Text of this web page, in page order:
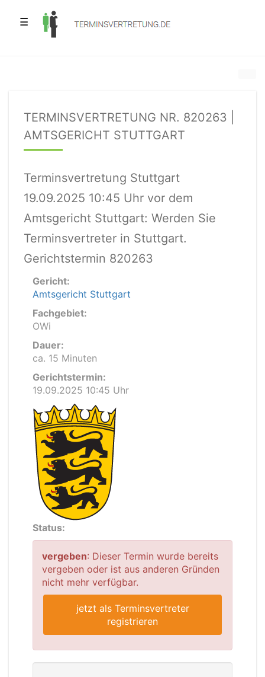
☰
TERMINSVERTRETUNG NR. 820263 |
AMTSGERICHT STUTTGART
Terminsvertretung Stuttgart
19.09.2025 10:45 Uhr vor dem
Amtsgericht Stuttgart: Werden Sie
Terminsvertreter in Stuttgart.
Gerichtstermin 820263
Gericht:
Amtsgericht Stuttgart
Fachgebiet:
OWi
Dauer:
ca. 15 Minuten
Gerichtstermin:
19.09.2025 10:45 Uhr
Status:
vergeben: Dieser Termin wurde bereits
vergeben oder ist aus anderen Gründen
nicht mehr verfügbar.
jetzt als Terminsvertreter
registrieren